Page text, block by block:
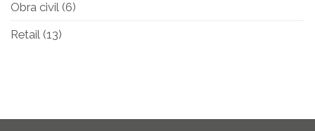
Obra civil (6)
Retail (13)